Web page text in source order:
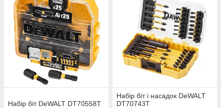
Набір біт DeWALT DT70558T
Набір біт і насадок DeWALT
DT70743T